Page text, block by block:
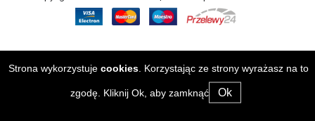
Strona wykorzystuje cookies. Korzystając ze strony wyrażasz na to
zgodę. Kliknij Ok, aby zamknąć. Ok